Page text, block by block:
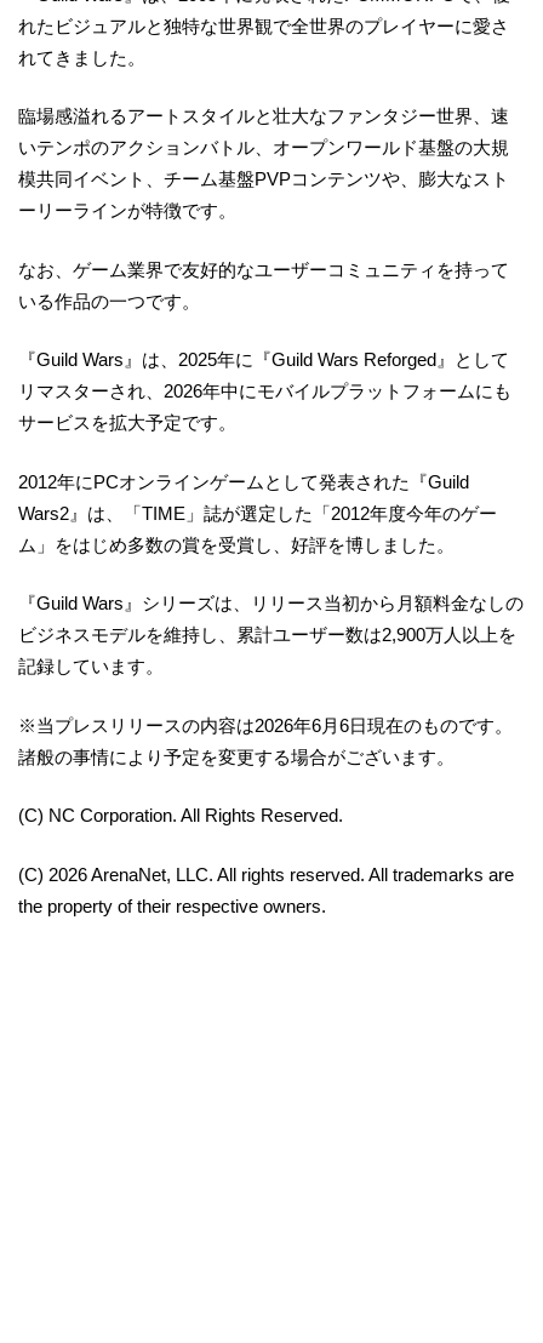
れたビジュアルと独特な世界観で全世界のプレイヤーに愛さ
れてきました。
臨場感溢れるアートスタイルと壮大なファンタジー世界、速
いテンポのアクションバトル、オープンワールド基盤の大規
模共同イベント、チーム基盤PVPコンテンツや、膨大なスト
ーリーラインが特徴です。
なお、ゲーム業界で友好的なユーザーコミュニティを持って
いる作品の一つです。
『Guild Wars』は、2025年に『Guild Wars Reforged』として
リマスターされ、2026年中にモバイルプラットフォームにも
サービスを拡大予定です。
2012年にPCオンラインゲームとして発表された『Guild
Wars2』は、「TIME」誌が選定した「2012年度今年のゲー
ム」をはじめ多数の賞を受賞し、好評を博しました。
『Guild Wars』シリーズは、リリース当初から月額料金なしの
ビジネスモデルを維持し、累計ユーザー数は2,900万人以上を
記録しています。
※当プレスリリースの内容は2026年6月6日現在のものです。
諸般の事情により予定を変更する場合がございます。
(C) NC Corporation. All Rights Reserved.
(C) 2026 ArenaNet, LLC. All rights reserved. All trademarks are
the property of their respective owners.